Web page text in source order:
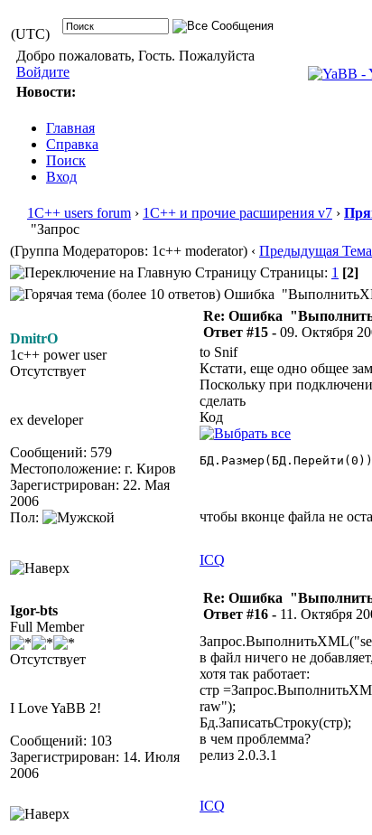
(UTC)
Добро пожаловать, Гость. Пожалуйста
Войдите
Новости:
Главная
Справка
Поиск
Вход
1С++ users forum › 1С++ и прочие расширения v7 ›
"Запрос
(Группа Модераторов: 1c++ moderator) ‹ Предыдущая Тема
Страницы: 1 [2]
Ошибка
DmitrO
1c++ power user
Отсутствует
ex developer
Сообщений: 579
Местоположение: г. Киров
Зарегистрирован: 22. Мая
2006
Пол:
Re: Ошибка
Ответ #15 - 09. Октября
to Snif
Кстати, еще одно общее
Поскольку при
сделать
Код
чтобы вконце файла не
ICQ
Igor-bts
Full Member
Отсутствует
I Love YaBB 2!
Сообщений: 103
Зарегистрирован: 14. Июля
2006
Re: Ошибка
Ответ #16 - 11. Октября
в файл ничего не добавляет,
хотя так работает:
стр
raw");
Бд.ЗаписатьСтроку(стр);
в чем проблемма?
релиз 2.0.3.1
ICQ